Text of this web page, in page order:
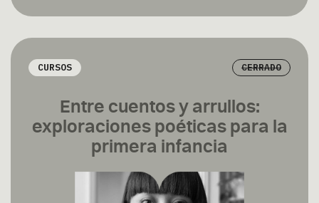
CURSOS CERRADO
Entre cuentos y arrullos:
exploraciones poéticas para la
primera infancia